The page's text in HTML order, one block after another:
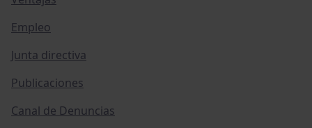
Empleo
Junta directiva
Publicaciones
Canal de Denuncias